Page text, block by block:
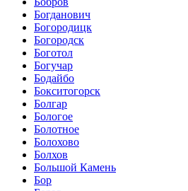
Богданович
Богородицк
Богородск
Боготол
Богучар
Бодайбо
Бокситогорск
Болгар
Бологое
Болотное
Болохово
Болхов
Большой Камень
Бор